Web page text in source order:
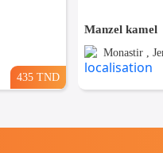
435 TND
Manzel kamel
Monastir ,